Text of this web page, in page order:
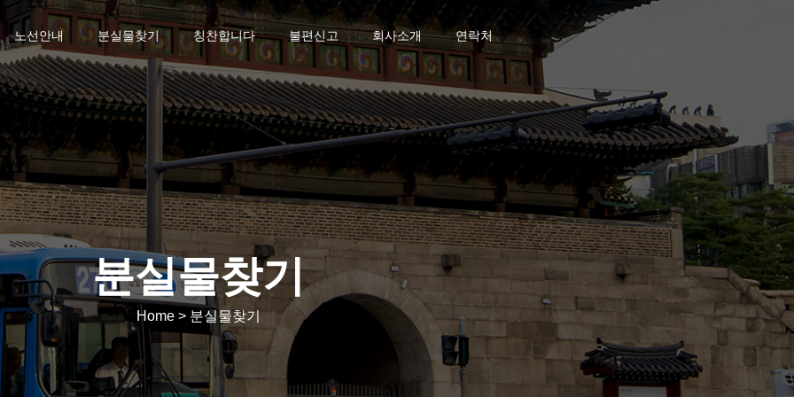
노선안내 분실물찾기 칭찬합니다 불편신고 회사소개 연락처
분실물찾기
Home > 분실물찾기